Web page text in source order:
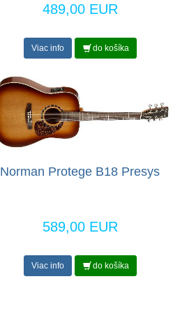
489,00 EUR
Viac info do košíka
Norman Protege B18 Presys
589,00 EUR
Viac info do košíka